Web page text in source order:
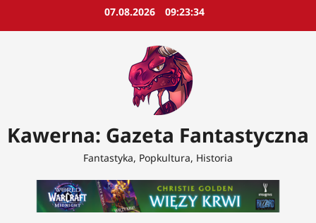
07.08.2026 09:23:36
Kawerna: Gazeta Fantastyczna
Fantastyka, Popkultura, Historia